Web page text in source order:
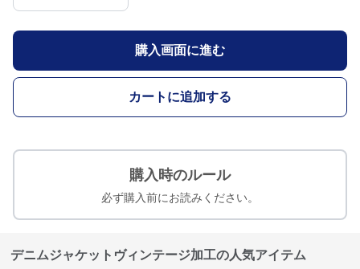
購入画面に進む
カートに追加する
購入時のルール
必ず購入前にお読みください。
デニムジャケットヴィンテージ加工の人気アイテム